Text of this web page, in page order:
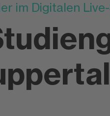
im Digitalen